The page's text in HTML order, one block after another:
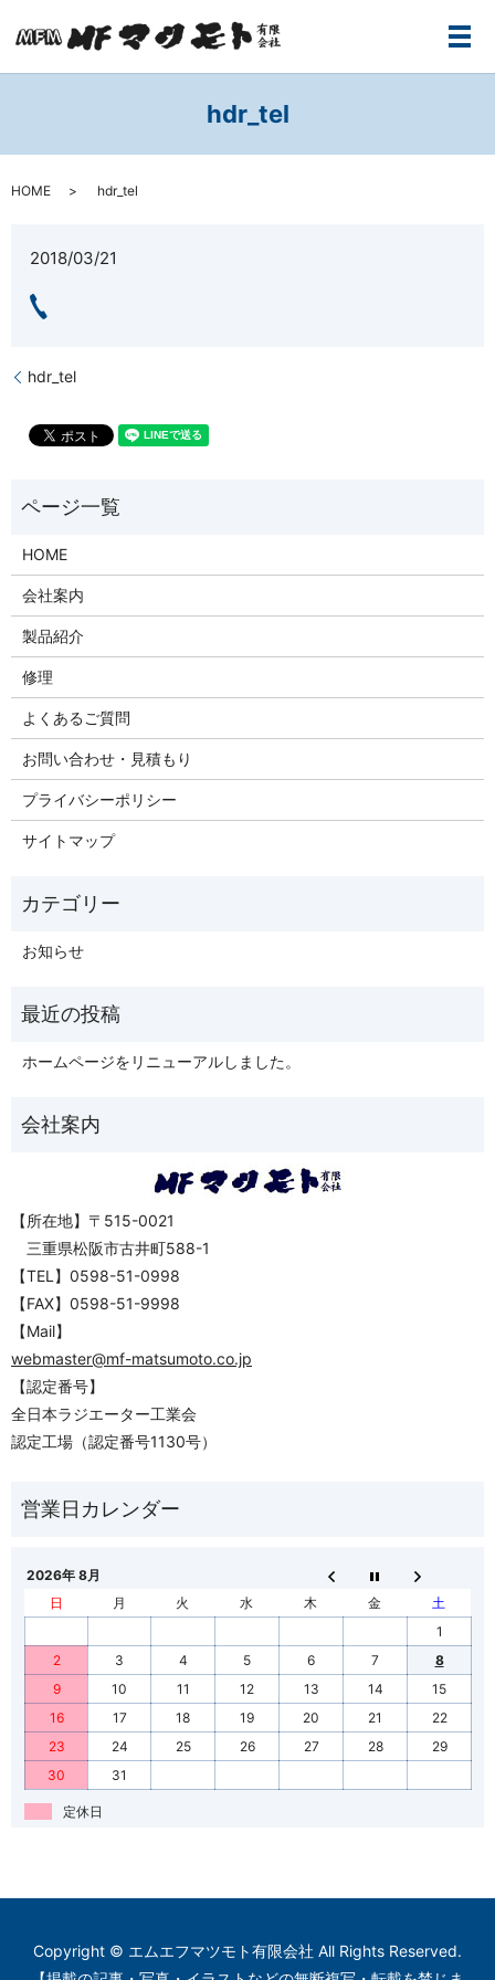
メ
hdr_tel
HOME hdr_tel
2018/03/21
hdr_tel
HOME
会社案内
製品紹介
修理
よくあるご質問
お問い合わせ・見積もり
プライバシーポリシー
サイトマップ
お知らせ
ホームページをリニューアルしました。
【所在地】〒515-0021
三重県松阪市古井町588-1
【TEL】0598-51-0998
【FAX】0598-51-9998
【Mail】
webmaster@mf-matsumoto.co.jp
【認定番号】
全日本ラジエーター工業会
認定工場（認定番号1130号）
2026年 8月
日
月 火 水 木 金
土
1
2
3 4 5 6 7
8
9
10 11 12 13 14
15
16
17 18 19 20 21
22
23
24 25 26 27 28
29
30
31
定休日
Copyright © エムエフマツモト有限会社 All Rights Reserved.